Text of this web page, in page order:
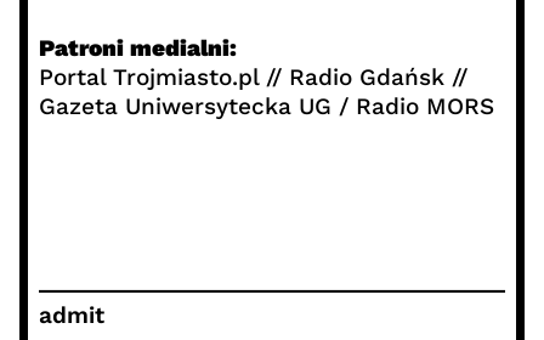
Patroni medialni:
Portal Trojmiasto.pl // Radio Gdańsk //
Gazeta Uniwersytecka UG / Radio MORS
admit